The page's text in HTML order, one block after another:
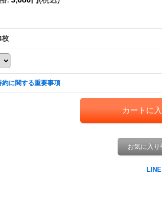
枚
約に関する重要事項
お気に入り